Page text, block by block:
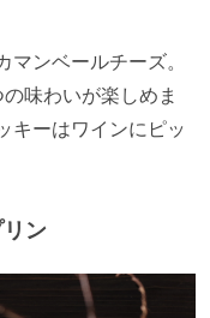
ンベールチーズ。
味わいが楽しめま
キーはワインにピッ
ン